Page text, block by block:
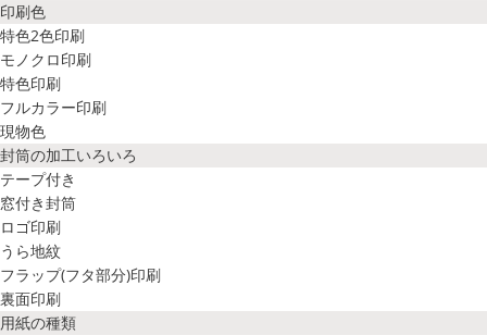
印刷色
特色2色印刷
モノクロ印刷
特色印刷
フルカラー印刷
現物色
封筒の加工いろいろ
テープ付き
窓付き封筒
ロゴ印刷
うら地紋
フラップ(フタ部分)印刷
裏面印刷
用紙の種類